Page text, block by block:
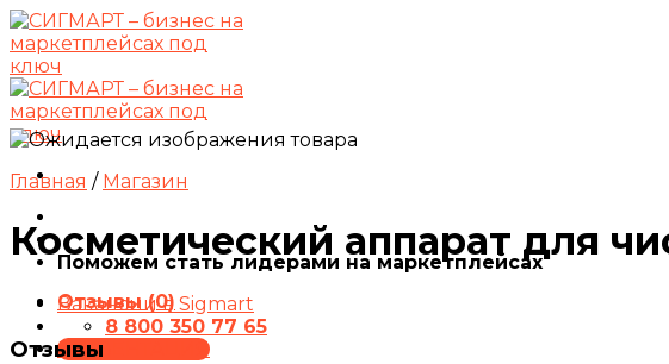
Skip
to
content
Поможем стать лидерами на маркетплейсах
Вакансии в Sigmart
8 800 350 77 65
ПРЕЗЕНТАЦИЯ
Главная / Магазин
Косметический аппарат для
Отзывы (0)
Отзывы